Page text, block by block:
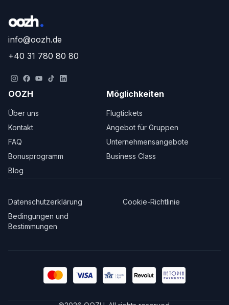
info@oozh.de
+40 31 780 80 80
OOZH
Über uns
Kontakt
FAQ
Bonusprogramm
Blog
Möglichkeiten
Flugtickets
Angebot für Gruppen
Unternehmensangebote
Business Class
Datenschutzerklärung
Cookie-Richtlinie
Bedingungen und
Bestimmungen